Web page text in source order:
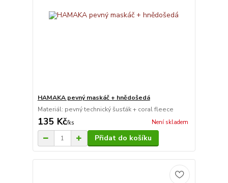
HAMAKA pevný maskáč + hnědošedá
Materiál: pevný technický šusťák + coral fleece
135 Kč/ks Není skladem
Přidat do košíku